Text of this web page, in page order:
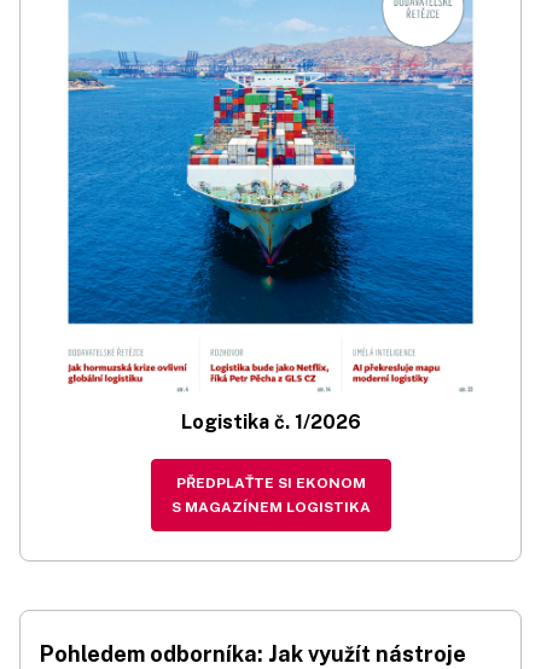
Logistika č. 1/2026
PŘEDPLAŤTE SI EKONOM
S MAGAZÍNEM LOGISTIKA
Pohledem odborníka: Jak využít nástroje